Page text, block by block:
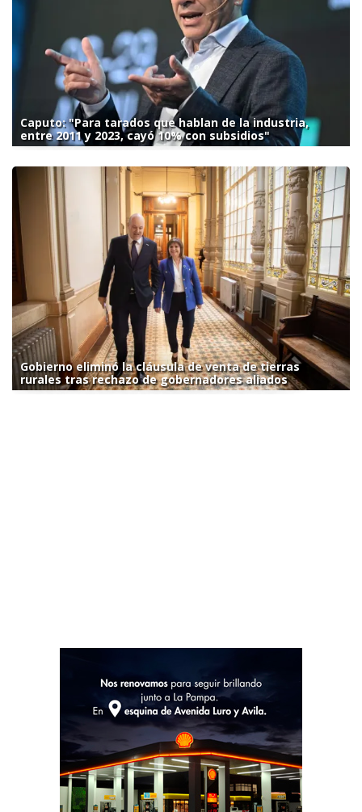
Caputo: "Para tarados que hablan de la industria,
entre 2011 y 2023, cayó 10% con subsidios"
Gobierno eliminó la cláusula de venta de tierras
rurales tras rechazo de gobernadores aliados